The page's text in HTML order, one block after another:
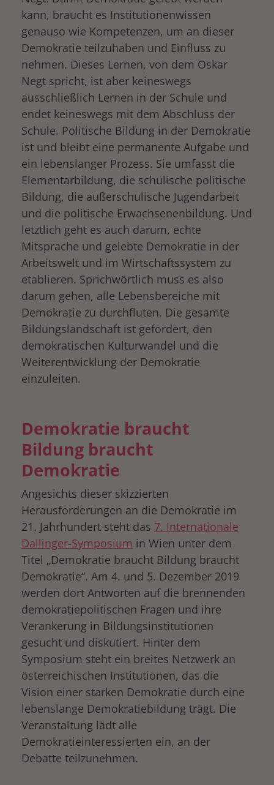
kann, braucht es Institutionenwissen
genauso wie Kompetenzen, um an dieser
Demokratie teilzuhaben und Einfluss zu
nehmen. Dieses Lernen, von dem Oskar
Negt spricht, ist aber keineswegs
ausschließlich Lernen in der Schule und
endet keineswegs mit dem Abschluss der
Schule. Politische Bildung in der Demokratie
ist und bleibt eine permanente Aufgabe und
ein lebenslanger Prozess. Sie umfasst die
Elementarbildung, die schulische politische
Bildung, die außerschulische Jugendarbeit
und die politische Erwachsenenbildung. Und
letztlich geht es auch darum, echte
Mitsprache und gelebte Demokratie in der
Arbeitswelt und im Wirtschaftssystem zu
etablieren. Sprichwörtlich muss es also
darum gehen, alle Lebensbereiche mit
Demokratie zu durchfluten. Die gesamte
Bildungslandschaft ist gefordert, den
demokratischen Kulturwandel und die
Weiterentwicklung der Demokratie
einzuleiten.
Demokratie braucht
Bildung braucht
Demokratie
Angesichts dieser skizzierten
Herausforderungen an die Demokratie im
21. Jahrhundert steht das 7. Internationale
Dallinger-Symposium in Wien unter dem
Titel „Demokratie braucht Bildung braucht
Demokratie“. Am 4. und 5. Dezember 2019
werden dort Antworten auf die brennenden
demokratiepolitischen Fragen und ihre
Verankerung in Bildungsinstitutionen
gesucht und diskutiert. Hinter dem
Symposium steht ein breites Netzwerk an
österreichischen Institutionen, das die
Vision einer starken Demokratie durch eine
lebenslange Demokratiebildung trägt. Die
Veranstaltung lädt alle
Demokratieinteressierten ein, an der
Debatte teilzunehmen.